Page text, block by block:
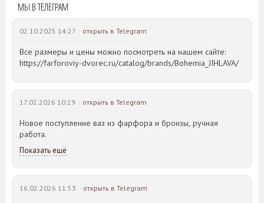
МЫ В ТЕЛЕГРАМ
02.10.2025 14:27 · открыть в Telegram
Все размеры и цены можно посмотреть на нашем сайте:
https://farforoviy-dvorec.ru/catalog/brands/Bohemia_JIHLAVA/
17.02.2026 10:29 · открыть в Telegram
Новое поступление ваз из фарфора и бронзы, ручная
работа.
Показать ещё
16.02.2026 11:53 · открыть в Telegram